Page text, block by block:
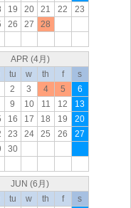
19 20 21 22
23
26 27 28
APR (4月)
tu w th f
s
2 3 4 5
6
9 10 11 12
13
16 17 18 19
20
23 24 25 26
27
30
JUN (6月)
tu w th f
s